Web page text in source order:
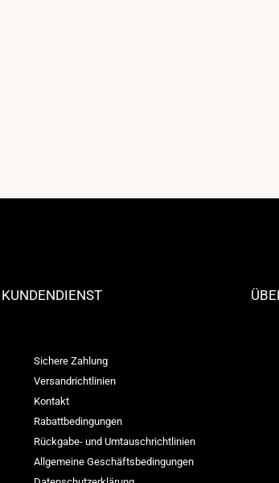
KUNDENDIENST
Sichere Zahlung
Versandrichtlinien
Kontakt
Rabattbedingungen
Rückgabe- und Umtauschrichtlinien
Allgemeine Geschäftsbedingungen